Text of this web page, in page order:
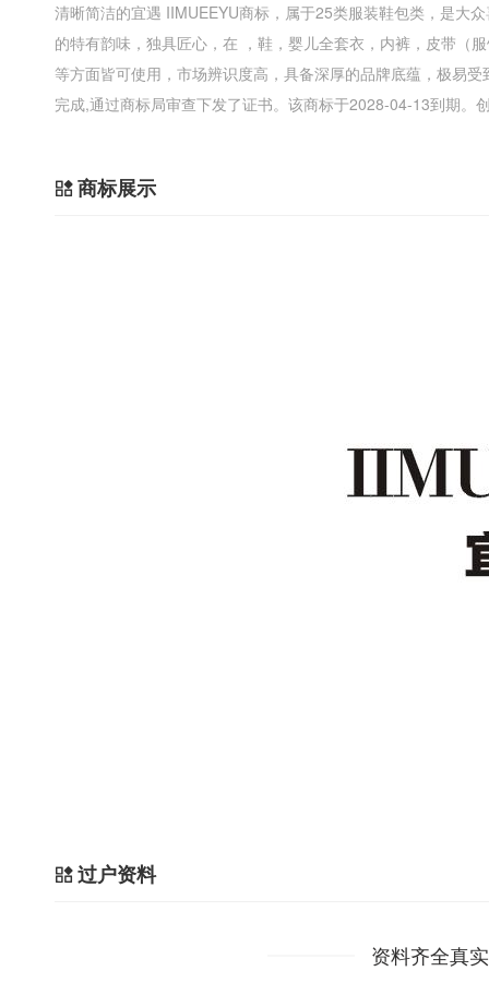
清晰简洁的宜遇 IIMUEEYU商标，属于25类服装鞋包类，是大
的特有韵味，独具匠心，在 ，鞋，婴儿全套衣，内裤，皮带（
等方面皆可使用，市场辨识度高，具备深厚的品牌底蕴，极易
完成,通过商标局审查下发了证书。该商标于2028-04-13到期。
商标展示
过户资料
资料齐全真